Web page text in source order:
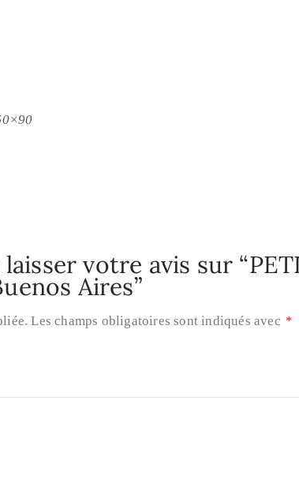
votre avis sur
Aires”
Les champs obligatoires sont indiqués avec *